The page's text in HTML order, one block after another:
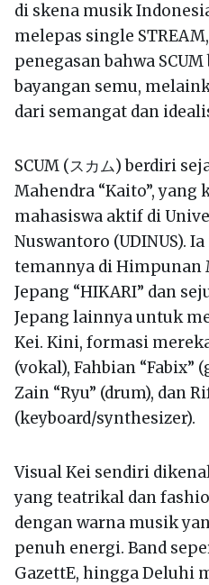
di skena musik
melepas single
penegasan bahwa
bayangan semu,
dari semangat dan
SCUM (スカム) berdiri
Mahendra “Kaito”,
mahasiswa aktif di
Nuswantoro (UDINUS).
temannya di Himpunan
Jepang “HIKARI” dan
Jepang lainnya untuk
Kei. Kini, formasi
(vokal), Fahbian “Fabix”
Zain “Ryu” (drum), dan
(keyboard/synthesizer).
Visual Kei sendiri
yang teatrikal dan
dengan warna musik
penuh energi. Band
GazettE, hingga Deluhi